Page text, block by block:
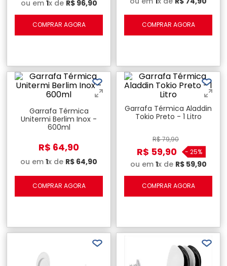
ou em 1x de R$ 96,90
COMPRAR AGORA COMPRAR AGORA
Garrafa Térmica
Unitermi Berlim Inox -
600ml
R$ 64,90
ou em 1x de R$ 64,90
COMPRAR AGORA
Garrafa Térmica Aladdin
Tokio Preto - 1 Litro
R$79,90
R$ 59,90 - 25%
ou em 1x de R$ 59,90
COMPRAR AGORA